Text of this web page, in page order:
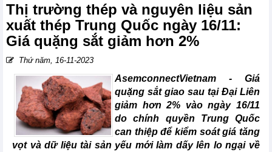
Thị trường thép và nguyên liệu sản
xuất thép Trung Quốc ngày 16/11:
Giá quặng sắt giảm hơn 2%
Thứ năm, 16-11-2023
AsemconnectVietnam - Giá
quặng sắt giao sau tại Đại Liên
giảm hơn 2% vào ngày 16/11
do chính quyền Trung Quốc
can thiệp để kiểm soát giá tăng
vọt và dữ liệu tài sản yếu mới làm dấy lên lo ngại về